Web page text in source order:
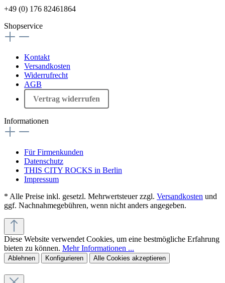
+49 (0) 176 82461864
Shopservice
Kontakt
Versandkosten
Widerrufrecht
AGB
Vertrag widerrufen
Informationen
Für Firmenkunden
Datenschutz
THIS CITY ROCKS in Berlin
Impressum
* Alle Preise inkl. gesetzl. Mehrwertsteuer zzgl. Versandkosten und
ggf. Nachnahmegebühren, wenn nicht anders angegeben.
Diese Website verwendet Cookies, um eine bestmögliche Erfahrung
bieten zu können. Mehr Informationen ...
Ablehnen Konfigurieren Alle Cookies akzeptieren